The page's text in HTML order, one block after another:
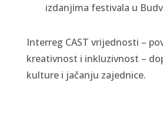
izdanjima festivala u
Interreg CAST vrijednosti –
kreativnost i inkluzivnost –
kulture i jačanju zajednice.